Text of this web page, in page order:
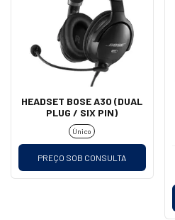
HEADSET BOSE A30 (DUAL
PLUG / SIX PIN)
Único
PREÇO SOB CONSULTA